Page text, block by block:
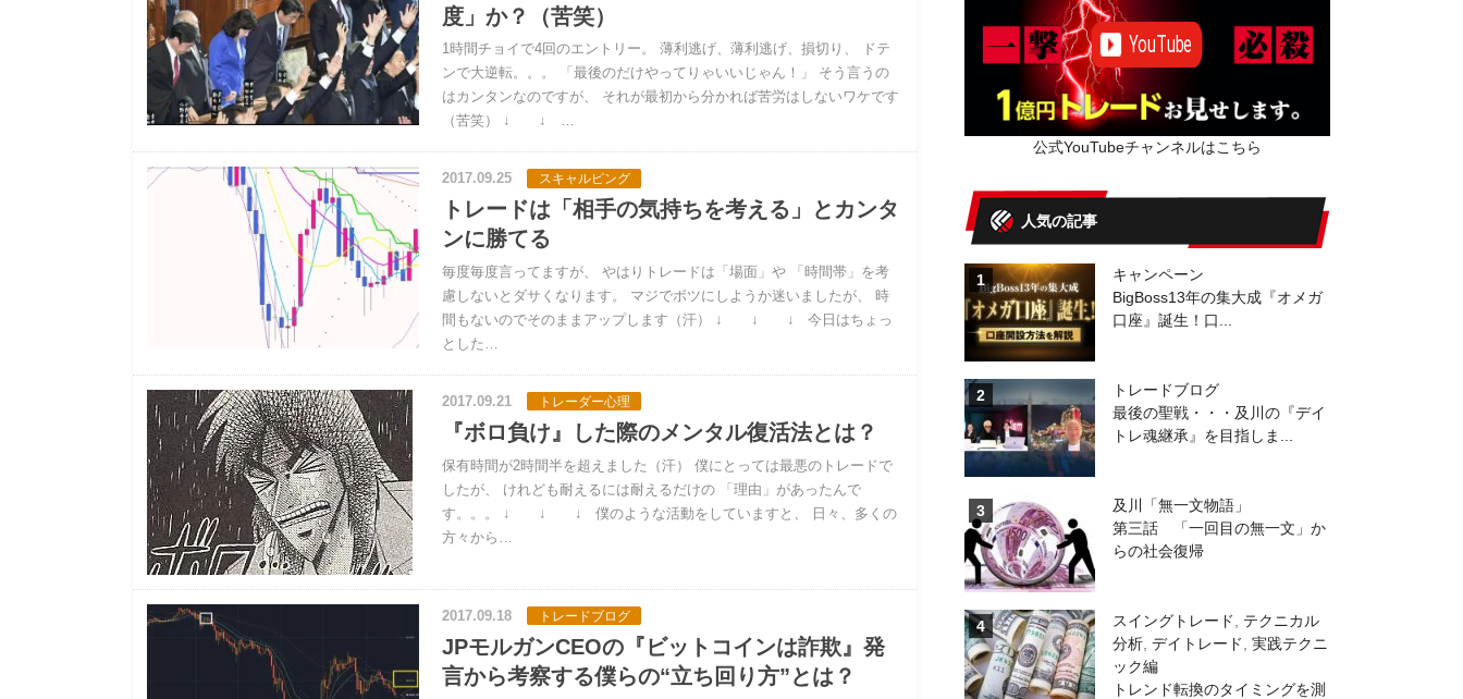
度」か？（苦笑）
1時間チョイで4回のエントリー。 薄利逃げ、薄利逃げ、損切り、 ドテ
ンで大逆転。。。 「最後のだけやってりゃいいじゃん！」 そう言うの
はカンタンなのですが、 それが最初から分かれば苦労はしないワケです
（苦笑） ↓ ↓ …
2017.09.25 スキャルピング
トレードは「相手の気持ちを考える」とカンタ
ンに勝てる
毎度毎度言ってますが、 やはりトレードは「場面」や 「時間帯」を考
慮しないとダサくなります。 マジでボツにしようか迷いましたが、 時
間もないのでそのままアップします（汗） ↓ ↓ ↓ 今日はちょっ
とした…
2017.09.21 トレーダー心理
『ボロ負け』した際のメンタル復活法とは？
保有時間が2時間半を超えました（汗） 僕にとっては最悪のトレードで
したが、 けれども耐えるには耐えるだけの 「理由」があったんで
す。。。 ↓ ↓ ↓ 僕のような活動をしていますと、 日々、多くの
方々から…
2017.09.18 トレードブログ
JPモルガンCEOの『ビットコインは詐欺』発
言から考察する僕らの“立ち回り方”とは？
公式YouTubeチャンネルはこちら
人気の記事
1
キャンペーン
BigBoss13年の集大成『オメガ
口座』誕生！口...
2
トレードブログ
最後の聖戦・・・及川の『デイ
トレ魂継承』を目指しま...
3
及川「無一文物語」
第三話 「一回目の無一文」か
らの社会復帰
4 スイングトレード
テクニカル
分析 デイトレード
実践テクニ
ック編
トレンド転換のタイミングを測